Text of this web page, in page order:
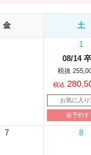
金 土
1
08/14
税抜
税込
お気に入り
仮予約す
7 8